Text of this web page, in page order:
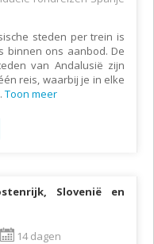
steden per trein is
binnen ons aanbod. De
van Andalusië zijn
reis, waarbij je in elke
Toon meer
Slovenië en
14 dagen